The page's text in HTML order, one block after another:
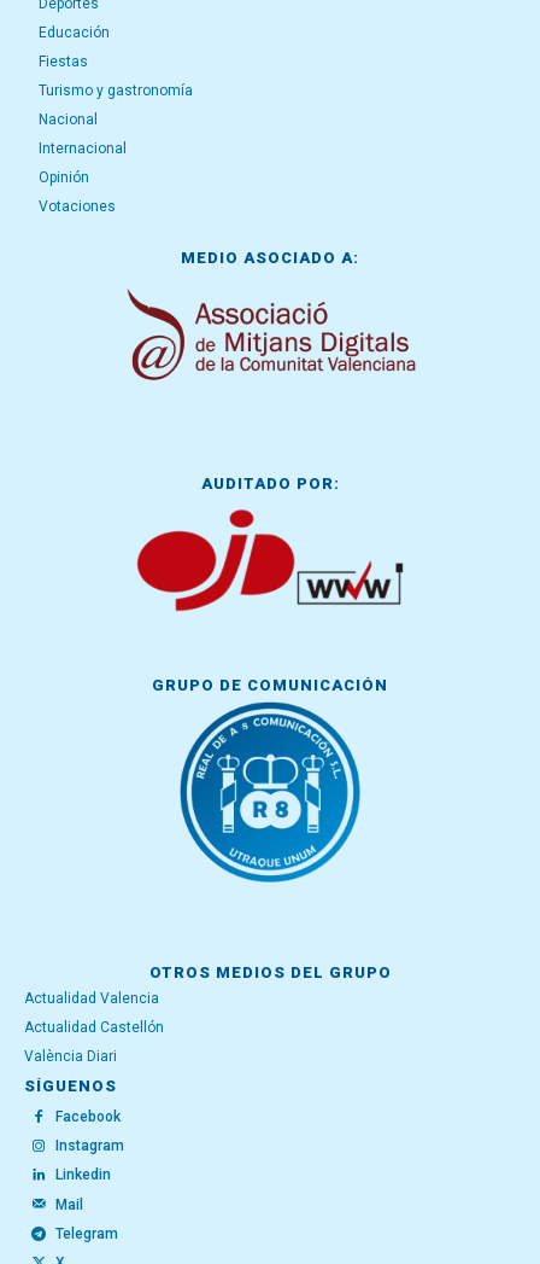
Deportes
Educación
Fiestas
Turismo y gastronomía
Nacional
Internacional
Opinión
Votaciones
MEDIO ASOCIADO A:
AUDITADO POR:
GRUPO DE COMUNICACIÓN
OTROS MEDIOS DEL GRUPO
Actualidad Valencia
Actualidad Castellón
València Diari
SÍGUENOS
Facebook
Instagram
Linkedin
Mail
Telegram